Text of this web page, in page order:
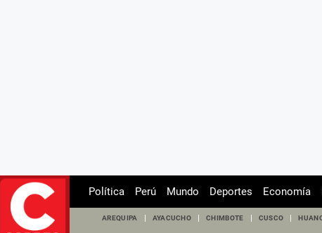
Política Perú Mundo Deportes Economía
AREQUIPA AYACUCHO CHIMBOTE CUSCO